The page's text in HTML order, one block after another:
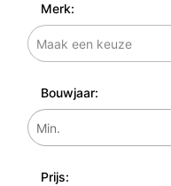
Merk:
Bouwjaar:
Prijs: